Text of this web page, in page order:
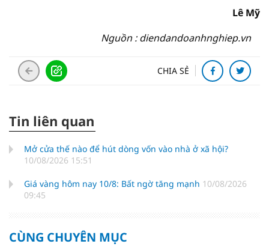
Lê Mỹ
Nguồn : diendandoanhnghiep.vn
CHIA SẺ
Tin liên quan
Mở cửa thế nào để hút dòng vốn vào nhà ở xã hội?
10/08/2026 15:51
Giá vàng hôm nay 10/8: Bất ngờ tăng mạnh 10/08/2026
09:45
CÙNG CHUYÊN MỤC